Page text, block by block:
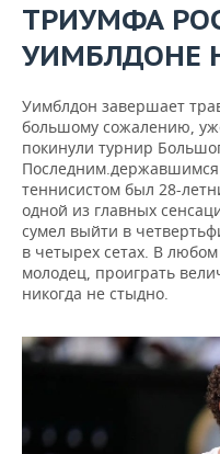
ТРИУМФА
УИМБЛДОНЕ
Уимблдон завершает
большому сожалению,
покинули турнир
теннисистом был 28-
одной из главных
сумел выйти в
в четырех сетах. В
молодец, проиграть
никогда не стыдно.